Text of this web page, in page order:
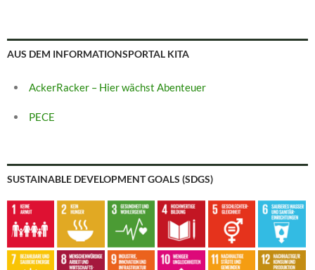
AUS DEM INFORMATIONSPORTAL KITA
AckerRacker – Hier wächst Abenteuer
PECE
SUSTAINABLE DEVELOPMENT GOALS (SDGS)